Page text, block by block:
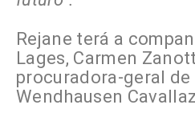
Rejane terá a
Lages, Carmen
procuradora-geral
Wendhausen